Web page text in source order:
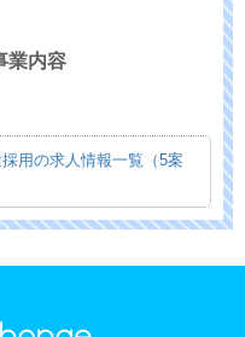
業内容
用の求人情報一覧（5案